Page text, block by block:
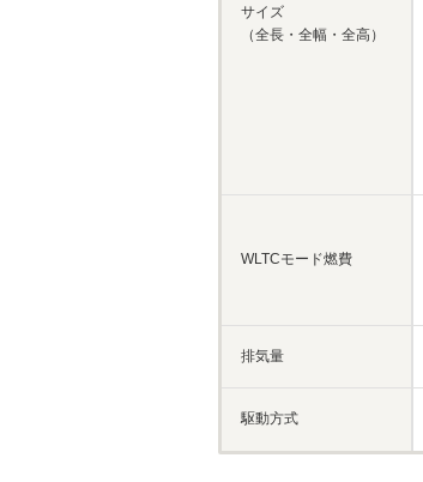
サイズ
（全長・全幅・全高）
WLTCモード燃費
排気量
駆動方式